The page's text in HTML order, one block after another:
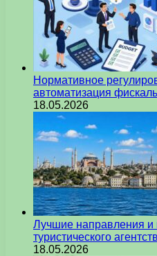
Нормативное
автоматизация
18.05.2026
Лучшие направления и
туристического
18.05.2026